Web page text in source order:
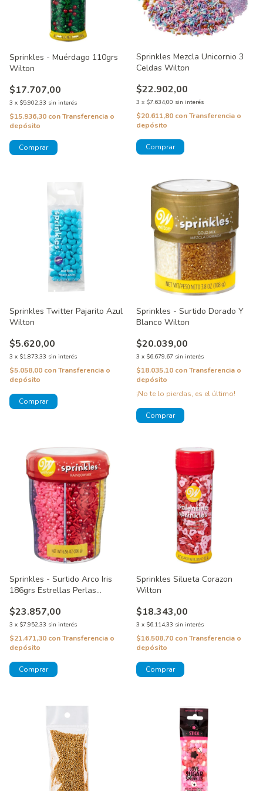
Sprinkles - Muérdago 110grs
Wilton
$17.707,00
3 x $5.902,33 sin interés
$15.936,30 conTransferencia o
depósito
Sprinkles Mezcla Unicornio 3
Celdas Wilton
$22.902,00
3 x $7.634,00 sin interés
$20.611,80 conTransferencia o
depósito
Sprinkles Twitter Pajarito Azul
Wilton
$5.620,00
3 x $1.873,33 sin interés
$5.058,00 conTransferencia o
depósito
Sprinkles - Surtido Dorado Y
Blanco Wilton
$20.039,00
3 x $6.679,67 sin interés
$18.035,10 conTransferencia o
depósito
¡No te lo pierdas, es el último!
Sprinkles - Surtido Arco Iris
186grs Estrellas Perlas
$23.857,00
3 x $7.952,33 sin interés
$21.471,30 conTransferencia o
depósito
Sprinkles Silueta Corazon
Wilton
$18.343,00
3 x $6.114,33 sin interés
$16.508,70 conTransferencia o
depósito